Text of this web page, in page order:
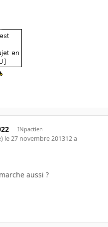
INpactien
le 27 novembre 201312 a
aussi ?